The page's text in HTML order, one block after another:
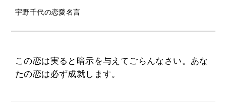
宇野千代の恋愛名言
この恋は実ると暗示を与えてごらんなさい。あな
たの恋は必ず成就します。